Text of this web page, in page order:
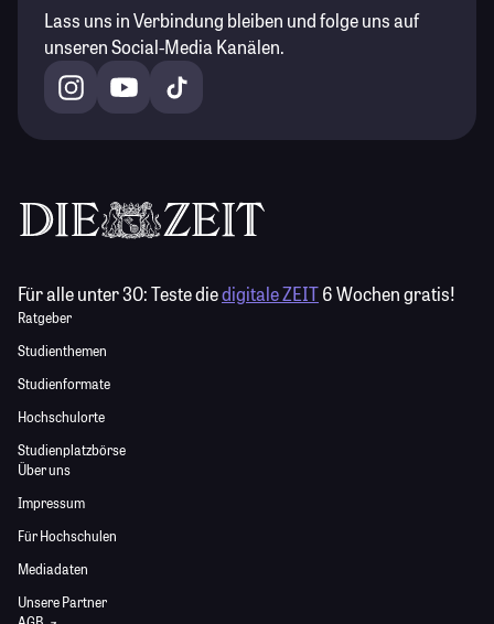
Lass uns in Verbindung bleiben und folge uns auf
unseren Social-Media Kanälen.
Für alle unter 30:Teste diedigitale ZEIT6 Wochen gratis!
Ratgeber
Studienthemen
Studienformate
Hochschulorte
Studienplatzbörse
Über uns
Impressum
Für Hochschulen
Mediadaten
Unsere Partner